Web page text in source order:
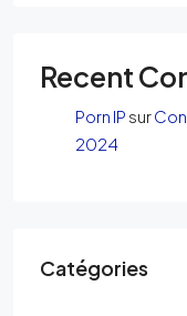
Recent
Porn IP sur
2024
Catégories